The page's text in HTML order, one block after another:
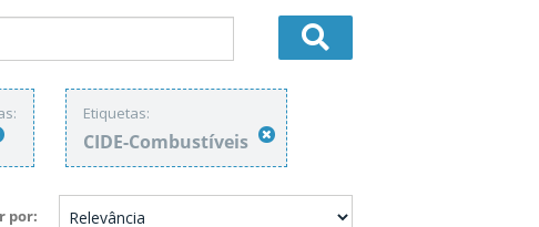
Etiquetas:
CIDE-Combustíveis
por